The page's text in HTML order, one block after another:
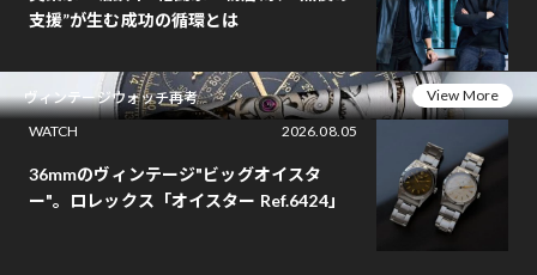
支援”が生む成功の循環とは
ヴィンテージウォッチ再考
View More
WATCH
2026.08.05
36mmのヴィンテージ"ビッグオイスタ
ー"。ロレックス「オイスター Ref.6424」